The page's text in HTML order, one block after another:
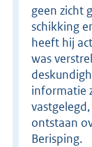
geen zicht
schikking
heeft hij
was
informatie
ontstaan
Berisping.